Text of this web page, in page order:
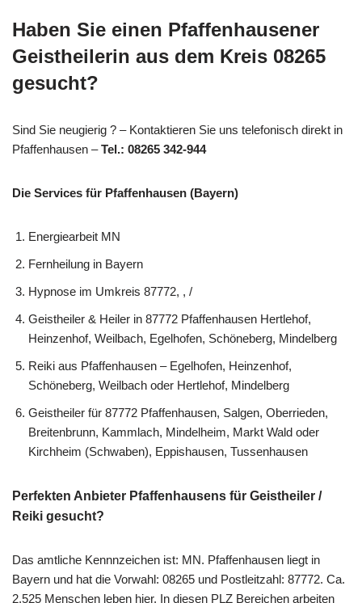
Haben Sie einen Pfaffenhausener
Geistheilerin aus dem Kreis 08265
gesucht?
Sind Sie neugierig ? – Kontaktieren Sie uns telefonisch direkt in
Pfaffenhausen –Tel.: 08265 342-944
Die Services für Pfaffenhausen (Bayern)
Energiearbeit MN
Fernheilung in Bayern
Hypnose im Umkreis 87772, , /
Geistheiler & Heiler in 87772 Pfaffenhausen Hertlehof,
Heinzenhof, Weilbach, Egelhofen, Schöneberg, Mindelberg
Reiki aus Pfaffenhausen – Egelhofen, Heinzenhof,
Schöneberg, Weilbach oder Hertlehof, Mindelberg
Geistheiler für 87772 Pfaffenhausen, Salgen, Oberrieden,
Breitenbrunn, Kammlach, Mindelheim, Markt Wald oder
Kirchheim (Schwaben), Eppishausen, Tussenhausen
Perfekten Anbieter Pfaffenhausens für Geistheiler /
Reiki gesucht?
Das amtliche Kennnzeichen ist: MN. Pfaffenhausen liegt in
Bayern und hat die Vorwahl: 08265 und Postleitzahl: 87772. Ca.
2.525 Menschen leben hier. In diesen PLZ Bereichen arbeiten